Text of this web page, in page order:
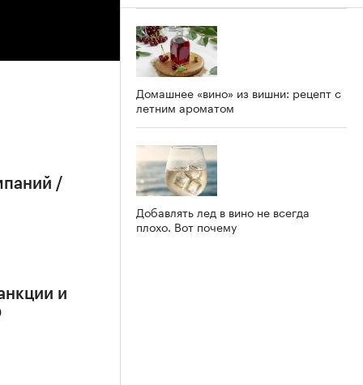
/
и
Домашнее «вино» из вишни: рецепт с
летним ароматом
Добавлять лед в вино не всегда
плохо. Вот почему